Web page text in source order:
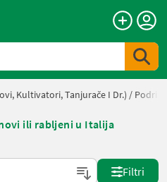
Kultivatori, Tanjurače I Dr.) /
ili rabljeni u Italija
Filtri